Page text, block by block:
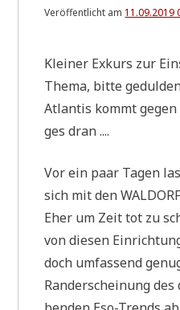
Veröffentlicht am 11.09.2019
Klei­ner Exkurs zur
The­ma, bit­te
Atlan­tis kommt
ges dran ....
Vor ein paar Tagen
sich mit den
Eher um Zeit tot zu
von die­sen
doch umfas­send
Rand­er­schei­nung